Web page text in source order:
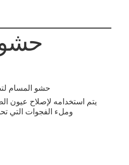
حشو المسام
يتم استخدامه لإصلاح عيون
وملء الفجوات التي